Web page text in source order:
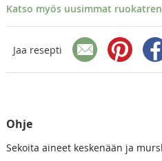
Katso myös uusimmat
Jaa resepti
Ohje
Sekoita aineet keskenään ja